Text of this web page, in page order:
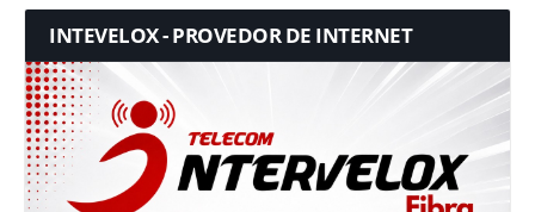
INTEVELOX - PROVEDOR DE INTERNET